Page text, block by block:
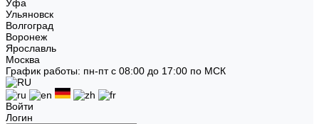
Уфа
Ульяновск
Волгоград
Воронеж
Ярославль
Москва
График работы: пн-пт с 08:00 до 17:00 по МСК
Войти
Логин